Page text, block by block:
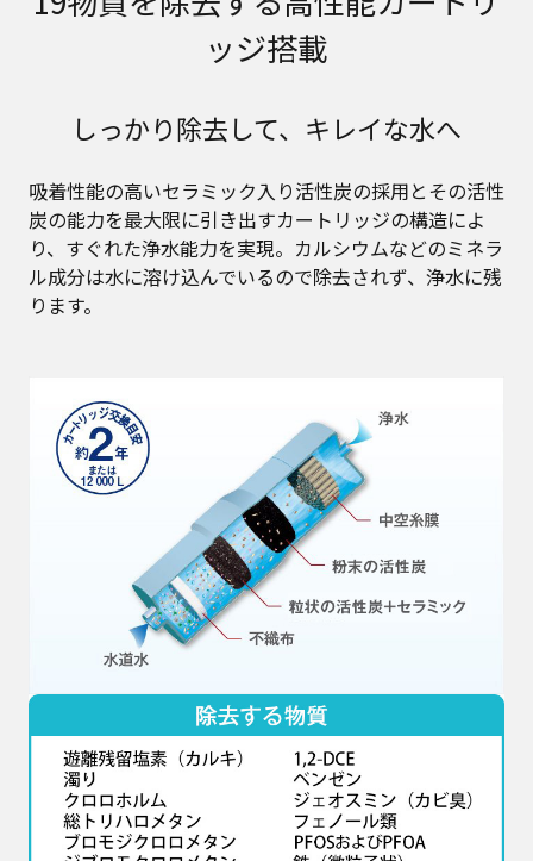
ッジ搭載
しっかり除去して、キレイな水へ
吸着性能の高いセラミック入り活性炭の採用とその活性
炭の能力を最大限に引き出すカートリッジの構造によ
り、すぐれた浄水能力を実現。カルシウムなどのミネラ
ル成分は水に溶け込んでいるので除去されず、浄水に残
ります。